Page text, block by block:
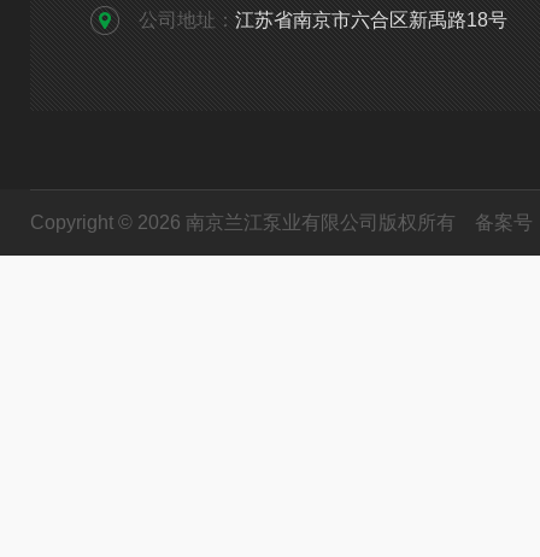
公司地址： 江苏省南京市六合区新禹路18号
Copyright © 2026 南京兰江泵业有限公司版权所有 备案号